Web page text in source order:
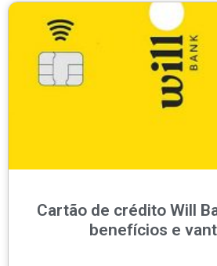
Cartão de crédito Will
benefícios e